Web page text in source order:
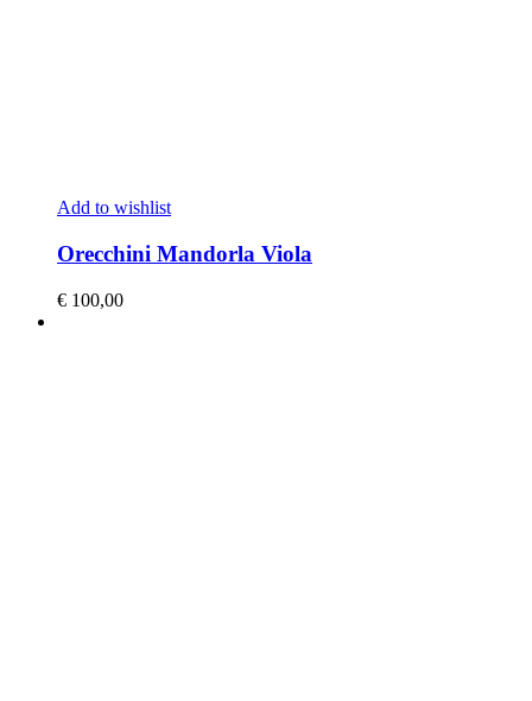
Add to wishlist
Orecchini Mandorla Viola
€ 100,00